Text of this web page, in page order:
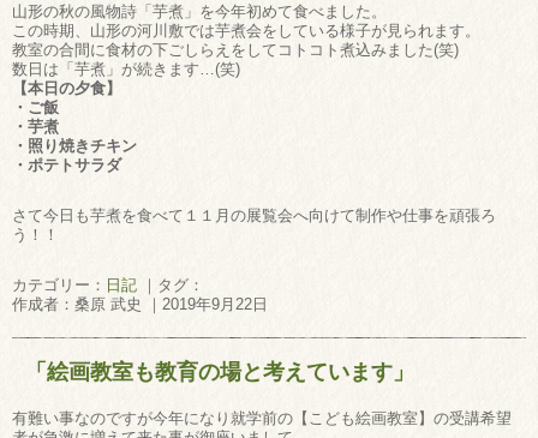
山形の秋の風物詩「芋煮」を今年初めて食べました。
この時期、山形の河川敷では芋煮会をしている様子が見られます。
教室の合間に食材の下ごしらえをしてコトコト煮込みました(笑)
数日は「芋煮」が続きます…(笑)
【本日の夕食】
・ご飯
・芋煮
・照り焼きチキン
・ポテトサラダ
さて今日も芋煮を食べて１１月の展覧会へ向けて制作や仕事を頑張ろ
う！！
カテゴリー： 日記 ｜タグ：
作成者：桑原 武史 ｜2019年9月22日
「絵画教室も教育の場と考えています」
有難い事なのですが今年になり就学前の【こども絵画教室】の受講希望